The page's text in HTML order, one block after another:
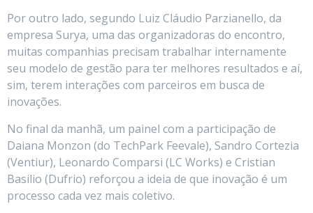
Por outro lado, segundo Luiz Cláudio Parzianello, da
empresa Surya, uma das organizadoras do encontro,
muitas companhias precisam trabalhar internamente
seu modelo de gestão para ter melhores resultados e aí,
sim, terem interações com parceiros em busca de
inovações.
No final da manhã, um painel com a participação de
Daiana Monzon (do TechPark Feevale), Sandro Cortezia
(Ventiur), Leonardo Comparsi (LC Works) e Cristian
Basilio (Dufrio) reforçou a ideia de que inovação é um
processo cada vez mais coletivo.